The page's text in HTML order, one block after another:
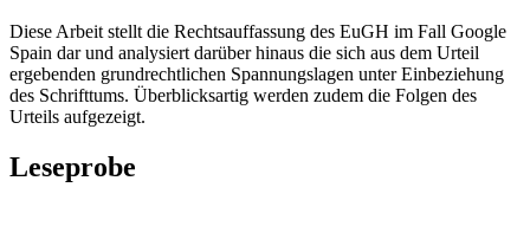
Diese Arbeit stellt die Rechtsauffassung des EuGH im Fall Google
Spain dar und analysiert darüber hinaus die sich aus dem Urteil
ergebenden grundrechtlichen Spannungslagen unter Einbeziehung
des Schrifttums. Überblicksartig werden zudem die Folgen des
Urteils aufgezeigt.
Leseprobe